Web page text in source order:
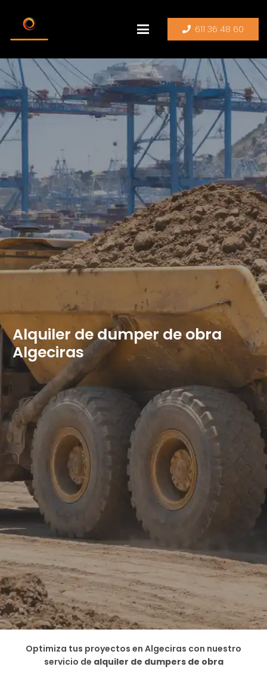
611 36 48 60
Alquiler de dumper de obra
Algeciras
Optimiza tus proyectos en Algeciras con nuestro
servicio de alquiler de dumpers de obra